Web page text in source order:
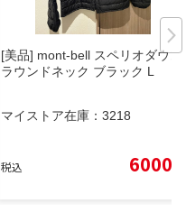
[美品] mont-bell スペリオダウン
ラウンドネック ブラック L
マイストア在庫： 3218
税込 6000